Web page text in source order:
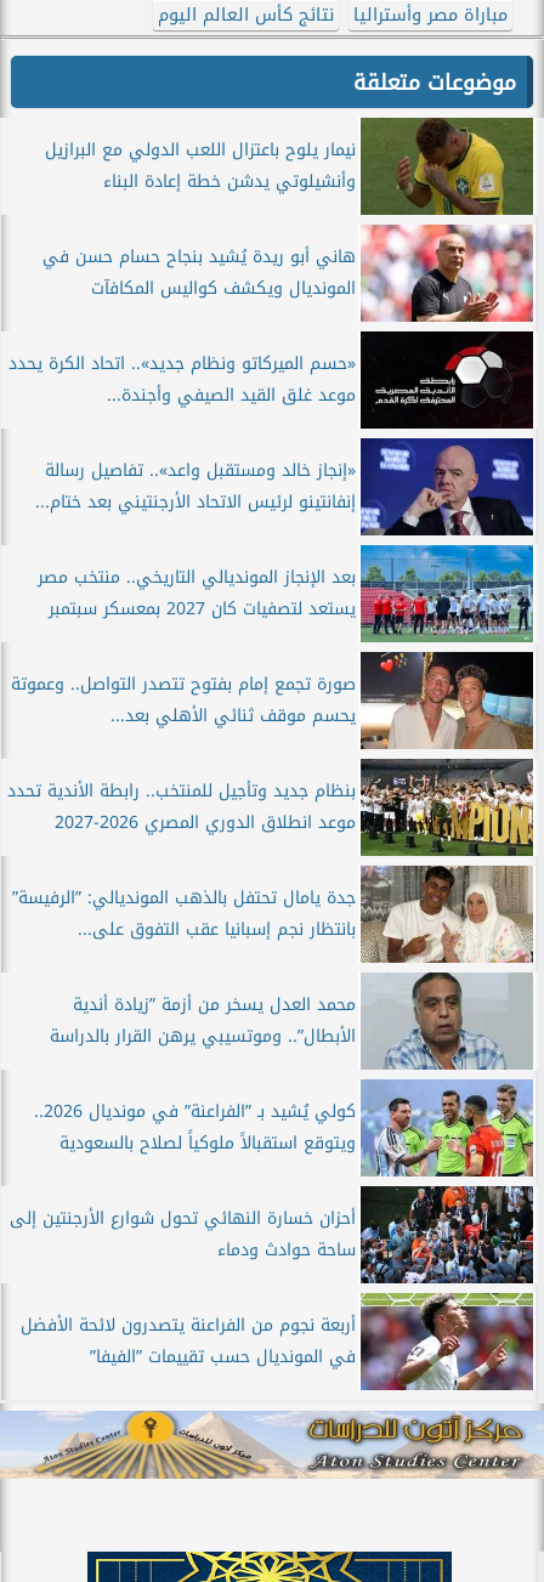
مباراة مصر وأستراليا نتائج كأس العالم اليوم
موضوعات متعلقة
نيمار يلوح باعتزال اللعب الدولي مع البرازيل
وأنشيلوتي يدشن خطة إعادة البناء
هاني أبو ريدة يُشيد بنجاح حسام حسن في
المونديال ويكشف كواليس المكافآت
«حسم الميركاتو ونظام جديد».. اتحاد الكرة يحدد
موعد غلق القيد الصيفي وأجندة...
«إنجاز خالد ومستقبل واعد».. تفاصيل رسالة
إنفانتينو لرئيس الاتحاد الأرجنتيني بعد ختام...
بعد الإنجاز المونديالي التاريخي.. منتخب مصر
يستعد لتصفيات كان 2027 بمعسكر سبتمبر
صورة تجمع إمام بفتوح تتصدر التواصل.. وعموتة
يحسم موقف ثنائي الأهلي بعد...
بنظام جديد وتأجيل للمنتخب.. رابطة الأندية تحدد
موعد انطلاق الدوري المصري 2026-2027
جدة يامال تحتفل بالذهب المونديالي: ”الرفيسة”
بانتظار نجم إسبانيا عقب التفوق على...
محمد العدل يسخر من أزمة ”زيادة أندية
الأبطال”.. وموتسيبي يرهن القرار بالدراسة
كولي يُشيد بـ ”الفراعنة” في مونديال 2026..
ويتوقع استقبالاً ملوكياً لصلاح بالسعودية
أحزان خسارة النهائي تحول شوارع الأرجنتين إلى
ساحة حوادث ودماء
أربعة نجوم من الفراعنة يتصدرون لائحة الأفضل
في المونديال حسب تقييمات ”الفيفا”